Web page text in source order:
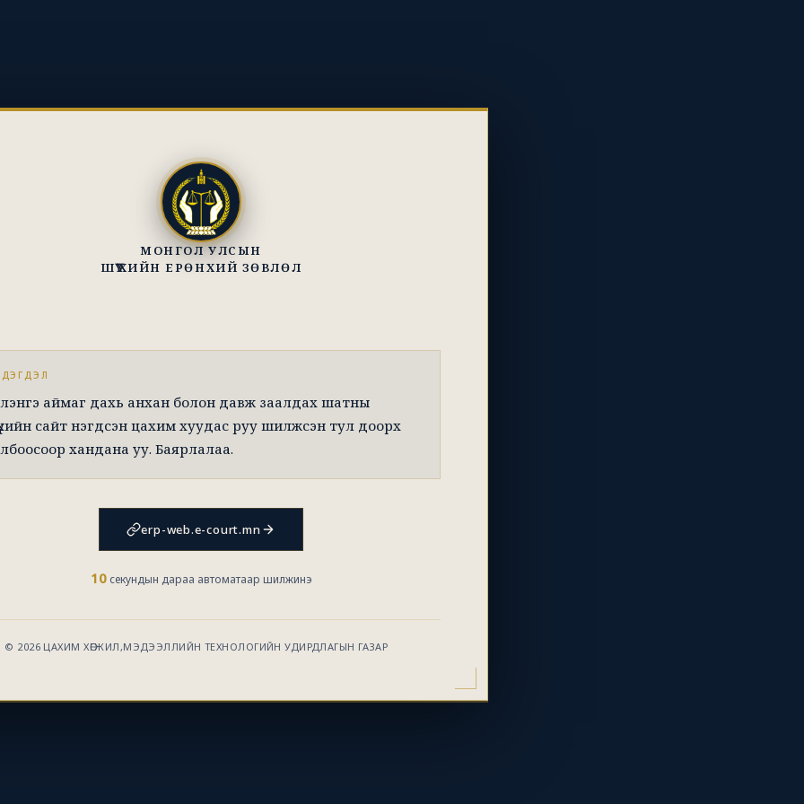
МОНГОЛ УЛСЫН
ШҮҮХИЙН ЕРӨНХИЙ ЗӨВЛӨЛ
аймаг дахь анхан болон давж заалдах шатны
сайт нэгдсэн цахим хуудас руу шилжсэн тул доорх
хандана уу. Баярлалаа.
erp-web.e-court.mn
10секундын дараа автоматаар шилжинэ
© 2026 ЦАХИМ ХӨГЖИЛ,МЭДЭЭЛЛИЙН ТЕХНОЛОГИЙН УДИРДЛАГЫН ГАЗАР